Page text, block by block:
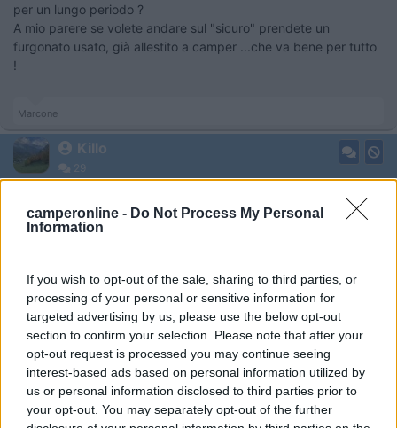
camperonline - Do Not Process My Personal
Information
If you wish to opt-out of the sale, sharing to third parties, or
processing of your personal or sensitive information for
targeted advertising by us, please use the below opt-out
section to confirm your selection. Please note that after your
opt-out request is processed you may continue seeing
interest-based ads based on personal information utilized by
us or personal information disclosed to third parties prior to
your opt-out. You may separately opt-out of the further
per un lungo periodo ?
A mio parere se volete andare sul "sicuro" prendete un
furgonato usato, già allestito a camper ...che va bene per tutto
!
Marcone
Killo
29
In risposta al messaggio di
settimana fuori porta, vacanze estive o viverci per un lungo periodo ? A
mio parere se volete andare sul sicuro prendete un furgonato usato, già
allestito a camper ...che va bene per tutto !
Mi scuso per non esser stato chiaro.
L’intenzione è di usarlo i fine settimana e per qualche vacanza
breve. Vorremo un mezzo poco impegnativo a livello di
manutenzione, ingombri, manovrabilità e che faccia almeno
100km/h in autostrada